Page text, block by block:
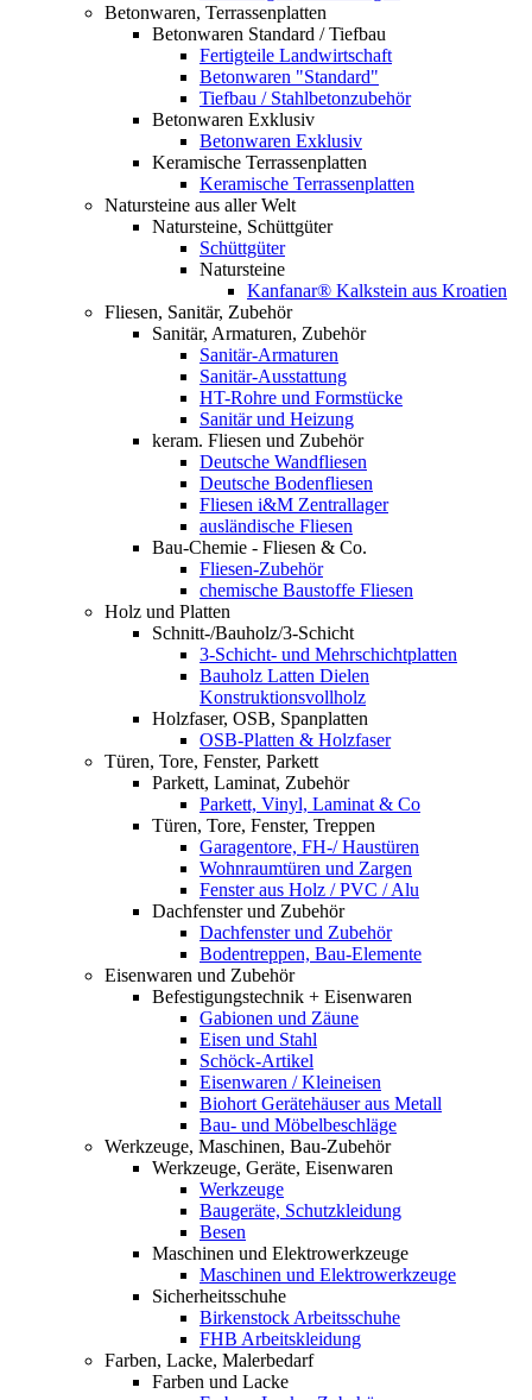
Betonwaren, Terrassenplatten
Betonwaren Standard / Tiefbau
Fertigteile Landwirtschaft
Betonwaren "Standard"
Tiefbau / Stahlbetonzubehör
Betonwaren Exklusiv
Betonwaren Exklusiv
Keramische Terrassenplatten
Keramische Terrassenplatten
Natursteine aus aller Welt
Natursteine, Schüttgüter
Schüttgüter
Natursteine
Kanfanar® Kalkstein aus Kroatien
Fliesen, Sanitär, Zubehör
Sanitär, Armaturen, Zubehör
Sanitär-Armaturen
Sanitär-Ausstattung
HT-Rohre und Formstücke
Sanitär und Heizung
keram. Fliesen und Zubehör
Deutsche Wandfliesen
Deutsche Bodenfliesen
Fliesen i&M Zentrallager
ausländische Fliesen
Bau-Chemie - Fliesen & Co.
Fliesen-Zubehör
chemische Baustoffe Fliesen
Holz und Platten
Schnitt-/Bauholz/3-Schicht
3-Schicht- und Mehrschichtplatten
Bauholz Latten Dielen
Konstruktionsvollholz
Holzfaser, OSB, Spanplatten
OSB-Platten & Holzfaser
Türen, Tore, Fenster, Parkett
Parkett, Laminat, Zubehör
Parkett, Vinyl, Laminat & Co
Türen, Tore, Fenster, Treppen
Garagentore, FH-/ Haustüren
Wohnraumtüren und Zargen
Fenster aus Holz / PVC / Alu
Dachfenster und Zubehör
Dachfenster und Zubehör
Bodentreppen, Bau-Elemente
Eisenwaren und Zubehör
Befestigungstechnik + Eisenwaren
Gabionen und Zäune
Eisen und Stahl
Schöck-Artikel
Eisenwaren / Kleineisen
Biohort Gerätehäuser aus Metall
Bau- und Möbelbeschläge
Werkzeuge, Maschinen, Bau-Zubehör
Werkzeuge, Geräte, Eisenwaren
Werkzeuge
Baugeräte, Schutzkleidung
Besen
Maschinen und Elektrowerkzeuge
Maschinen und Elektrowerkzeuge
Sicherheitsschuhe
Birkenstock Arbeitsschuhe
FHB Arbeitskleidung
Farben, Lacke, Malerbedarf
Farben und Lacke